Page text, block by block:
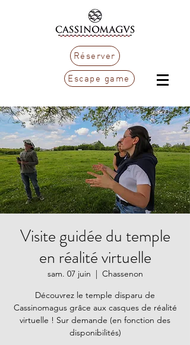
Réserver
Escape game
Visite guidée du temple
en réalité virtuelle
sam. 07 juin
  |
Chassenon
Découvrez le temple disparu de
Cassinomagus grâce aux casques de réalité
virtuelle ! Sur demande (en fonction des
disponibilités)